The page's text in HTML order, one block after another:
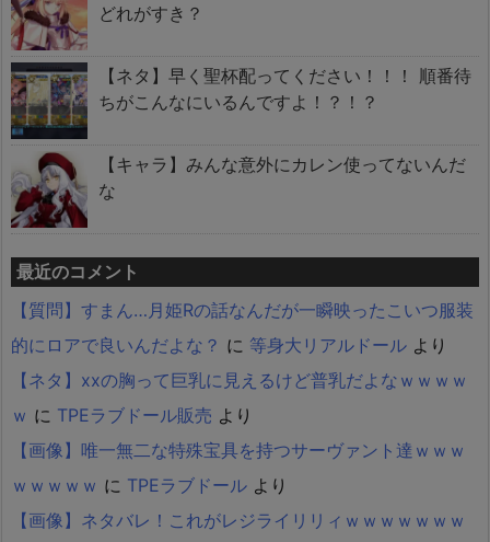
どれがすき？
【ネタ】早く聖杯配ってください！！！ 順番待
ちがこんなにいるんですよ！？！？
【キャラ】みんな意外にカレン使ってないんだ
な
最近のコメント
【質問】すまん…月姫Rの話なんだが一瞬映ったこいつ服装
的にロアで良いんだよな？ に 等身大リアルドール より
【ネタ】xxの胸って巨乳に見えるけど普乳だよなｗｗｗｗ
ｗ に TPEラブドール販売 より
【画像】唯一無二な特殊宝具を持つサーヴァント達ｗｗｗ
ｗｗｗｗｗ に TPEラブドール より
【画像】ネタバレ！これがレジライリリィｗｗｗｗｗｗｗ